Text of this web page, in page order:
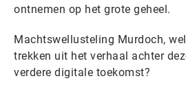
ontnemen op het grote geheel.
Machtswellusteling Murdoch,
trekken uit het verhaal achter
verdere digitale toekomst?